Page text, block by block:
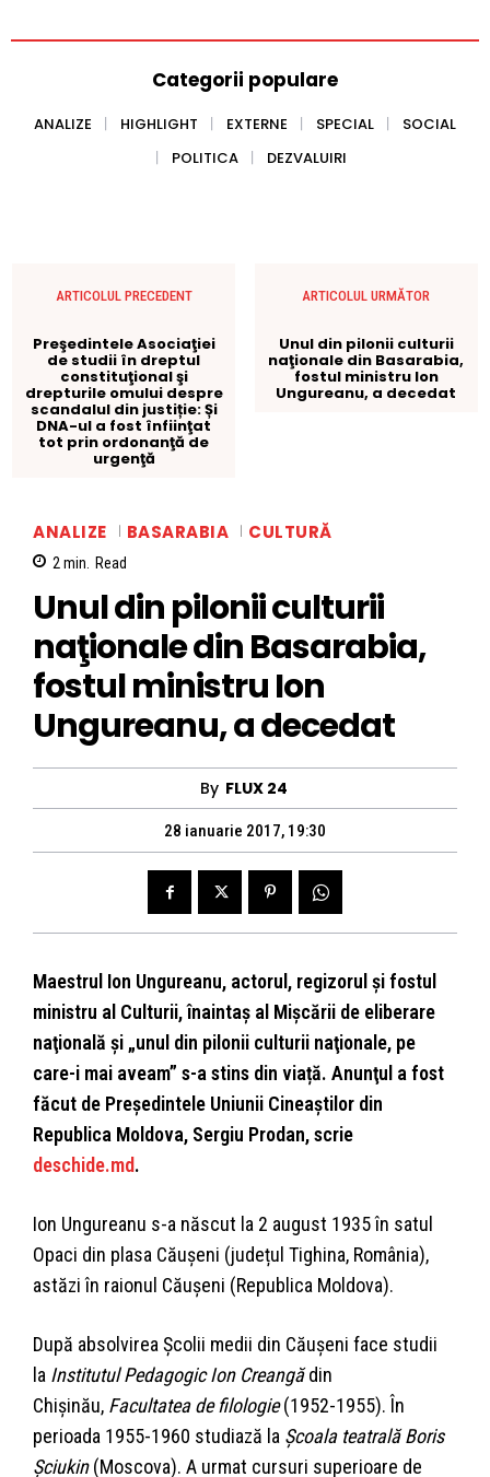
Categorii populare
ANALIZE HIGHLIGHT EXTERNE SPECIAL
SOCIAL
POLITICA
DEZVALUIRI
ARTICOLUL PRECEDENT
Preşedintele Asociaţiei
de studii în dreptul
constituţional şi
drepturile omului despre
scandalul din justiție: Și
DNA-ul a fost înfiinţat
tot prin ordonanţă de
urgenţă
ARTICOLUL URMĂTOR
Unul din pilonii culturii
naţionale din Basarabia,
fostul ministru Ion
Ungureanu, a decedat